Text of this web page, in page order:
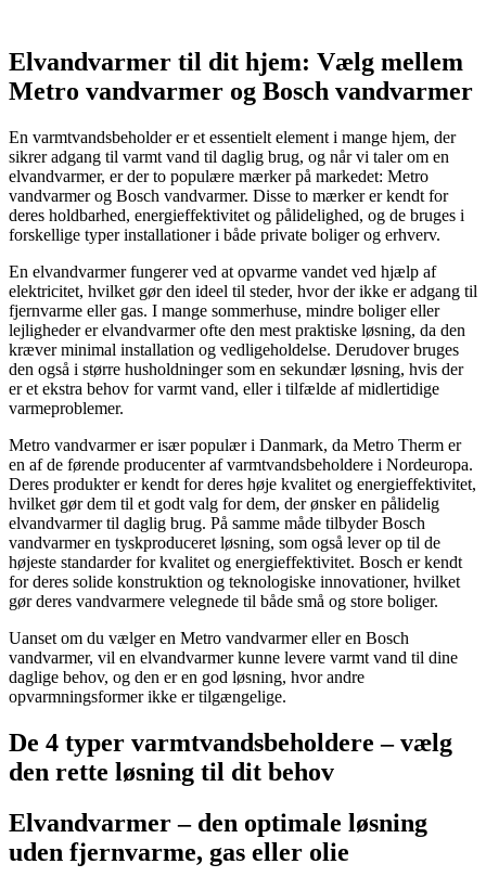
Elvandvarmer til dit hjem: Vælg mellem
Metro vandvarmer og Bosch vandvarmer
En varmtvandsbeholder er et essentielt element i mange hjem, der
sikrer adgang til varmt vand til daglig brug, og når vi taler om en
elvandvarmer, er der to populære mærker på markedet: Metro
vandvarmer og Bosch vandvarmer. Disse to mærker er kendt for
deres holdbarhed, energieffektivitet og pålidelighed, og de bruges i
forskellige typer installationer i både private boliger og erhverv.
En elvandvarmer fungerer ved at opvarme vandet ved hjælp af
elektricitet, hvilket gør den ideel til steder, hvor der ikke er adgang til
fjernvarme eller gas. I mange sommerhuse, mindre boliger eller
lejligheder er elvandvarmer ofte den mest praktiske løsning, da den
kræver minimal installation og vedligeholdelse. Derudover bruges
den også i større husholdninger som en sekundær løsning, hvis der
er et ekstra behov for varmt vand, eller i tilfælde af midlertidige
varmeproblemer.
Metro vandvarmer er især populær i Danmark, da Metro Therm er
en af de førende producenter af varmtvandsbeholdere i Nordeuropa.
Deres produkter er kendt for deres høje kvalitet og energieffektivitet,
hvilket gør dem til et godt valg for dem, der ønsker en pålidelig
elvandvarmer til daglig brug. På samme måde tilbyder Bosch
vandvarmer en tyskproduceret løsning, som også lever op til de
højeste standarder for kvalitet og energieffektivitet. Bosch er kendt
for deres solide konstruktion og teknologiske innovationer, hvilket
gør deres vandvarmere velegnede til både små og store boliger.
Uanset om du vælger en Metro vandvarmer eller en Bosch
vandvarmer, vil en elvandvarmer kunne levere varmt vand til dine
daglige behov, og den er en god løsning, hvor andre
opvarmningsformer ikke er tilgængelige.
De 4 typer varmtvandsbeholdere – vælg
den rette løsning til dit behov
Elvandvarmer – den optimale løsning
uden fjernvarme, gas eller olie